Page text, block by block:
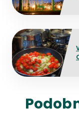
Přejít na detail